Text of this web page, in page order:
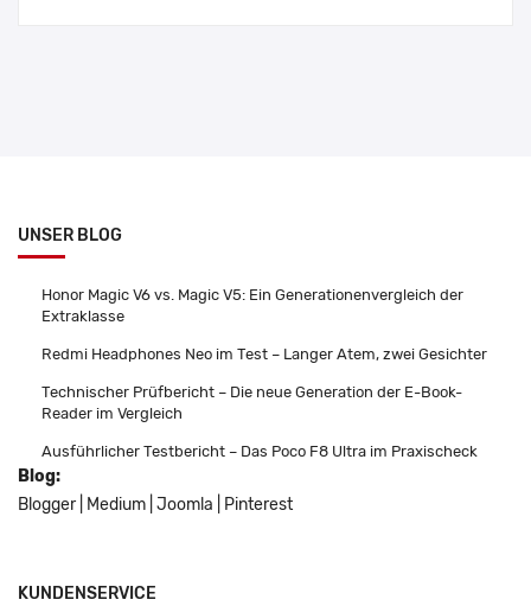
UNSER BLOG
Honor Magic V6 vs. Magic V5: Ein Generationenvergleich der
Extraklasse
Redmi Headphones Neo im Test – Langer Atem, zwei Gesichter
Technischer Prüfbericht – Die neue Generation der E-Book-
Reader im Vergleich
Ausführlicher Testbericht – Das Poco F8 Ultra im Praxischeck
Blog:
Blogger
Medium Joomla Pinterest
KUNDENSERVICE